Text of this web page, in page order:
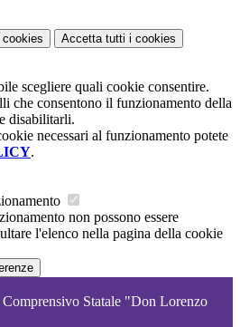
cookies Accetta tutti i cookies
scegliere quali cookie consentire.
che consentono il funzionamento della
disabilitarli.
necessari al funzionamento potete
.
non possono essere
l'elenco nella pagina della cookie
Statale "Don Lorenzo